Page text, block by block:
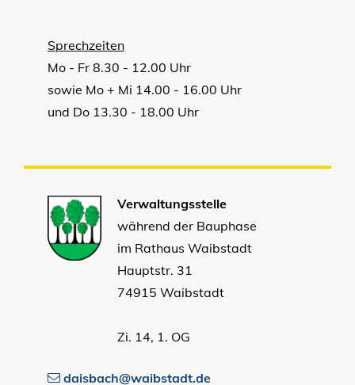
Sprechzeiten
Mo - Fr 8.30 - 12.00 Uhr
sowie Mo + Mi 14.00 - 16.00 Uhr
und Do 13.30 - 18.00 Uhr
Verwaltungsstelle
während der Bauphase
im Rathaus Waibstadt
Hauptstr. 31
74915 Waibstadt
Zi. 14, 1. OG
daisbach@waibstadt.de